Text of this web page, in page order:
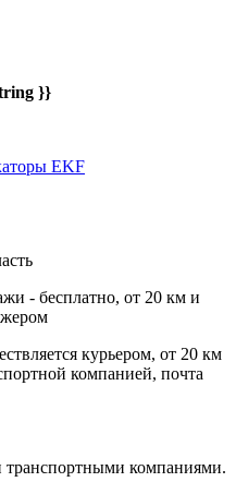
}}
EKF
- бесплатно, от 20 км и
курьером, от 20 км
компанией, почта
транспортными компаниями.